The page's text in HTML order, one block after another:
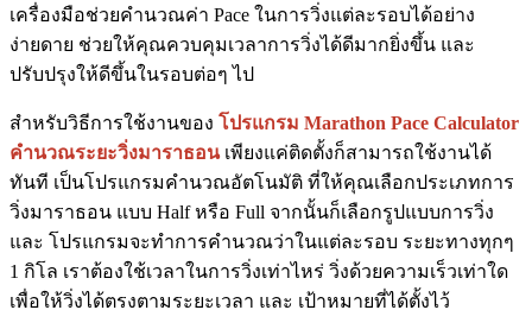
เครื่องมือช่วยคำนวณค่า Pace ในการวิ่งแต่ละรอบได้อย่าง
ง่ายดาย ช่วยให้คุณควบคุมเวลาการวิ่งได้ดีมากยิ่งขึ้น และ
ปรับปรุงให้ดีขึ้นในรอบต่อๆ ไป
สำหรับวิธีการใช้งานของ โปรแกรม Marathon Pace Calculator
คำนวณระยะวิ่งมาราธอนเพียงแค่ติดตั้งก็สามารถใช้งานได้
ทันที เป็นโปรแกรมคำนวณอัตโนมัติ ที่ให้คุณเลือกประเภทการ
วิ่งมาราธอน แบบ Half หรือ Full จากนั้นก็เลือกรูปแบบการวิ่ง
และ โปรแกรมจะทำการคำนวณว่าในแต่ละรอบ ระยะทางทุกๆ
1 กิโล เราต้องใช้เวลาในการวิ่งเท่าไหร่ วิ่งด้วยความเร็วเท่าใด
เพื่อให้วิ่งได้ตรงตามระยะเวลา และ เป้าหมายที่ได้ตั้งไว้